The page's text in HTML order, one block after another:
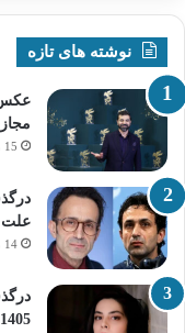
نوشته های تازه
عکس
15 مرداد 1405
14 مرداد 1405
1405 + علت فوت